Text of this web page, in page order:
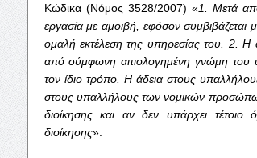
Κώδικα (Νόμος 3528/2007) «1. Μετά
εργασία με αμοιβή, εφόσον συμβιβάζεται
ομαλή εκτέλεση της υπηρεσίας του. 2. Η
από σύμφωνη αιτιολογημένη γνώμη του
τον ίδιο τρόπο. Η άδεια στους
στους υπαλλήλους των νομικών
διοίκησης και αν δεν υπάρχει
διοίκησης».